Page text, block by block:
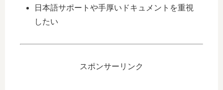
日本語サポートや手厚いドキュメントを重視
したい
スポンサーリンク